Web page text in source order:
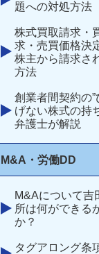
題への対処方法
株式買取請求・
求・売買価格決
株主から請求さ
方法
創業者間契約の”
げない株式の持
弁護士が解説
M&A・労働DD
M&Aについて吉
所は何ができる
か？
タグアロング条